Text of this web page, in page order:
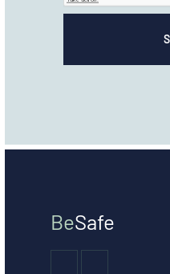
BeSafe